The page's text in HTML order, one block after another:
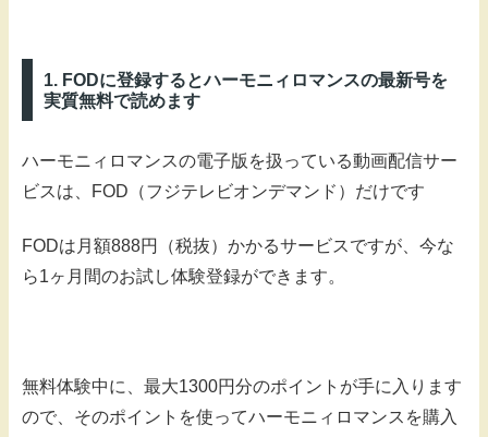
1. FODに登録するとハーモニィロマンスの最新号を
実質無料で読めます
ハーモニィロマンスの電子版を扱っている動画配信サー
ビスは、FOD（フジテレビオンデマンド）だけです
FODは月額888円（税抜）かかるサービスですが、今な
ら1ヶ月間のお試し体験登録ができます。
無料体験中に、最大1300円分のポイントが手に入ります
ので、そのポイントを使ってハーモニィロマンスを購入